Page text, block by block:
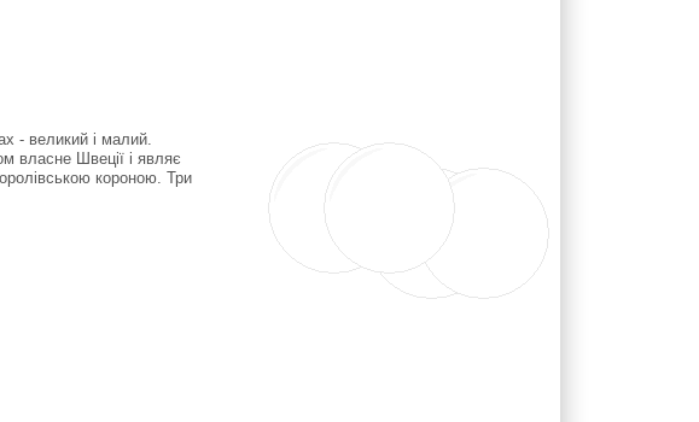
- великий і малий.
власне Швеції і являє
короною. Три